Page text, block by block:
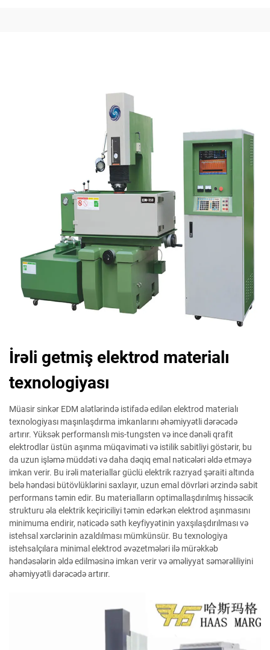
İrəli getmiş elektrod materialı
texnologiyası
Müasir sinkər EDM alətlərində istifadə edilən elektrod materialı
texnologiyası maşınlaşdırma imkanlarını əhəmiyyətli dərəcədə
artırır. Yüksək performanslı mis-tungsten və ince dənəli qrafit
elektrodlar üstün aşınma müqaviməti və istilik sabitliyi göstərir, bu
da uzun işləmə müddəti və daha dəqiq emal nəticələri əldə etməyə
imkan verir. Bu irəli materiallar güclü elektrik razryad şəraiti altında
belə həndəsi bütövlüklərini saxlayır, uzun emal dövrləri ərzində sabit
performans təmin edir. Bu materialların optimallaşdırılmış hissəcik
strukturu əla elektrik keçiriciliyi təmin edərkən elektrod aşınmasını
minimuma endirir, nəticədə səth keyfiyyətinin yaxşılaşdırılması və
istehsal xərclərinin azaldılması mümkünsür. Bu texnologiya
istehsalçılara minimal elektrod əvəzetmələri ilə mürəkkəb
həndəsələrin əldə edilməsinə imkan verir və əməliyyat səmərəliliyini
əhəmiyyətli dərəcədə artırır.